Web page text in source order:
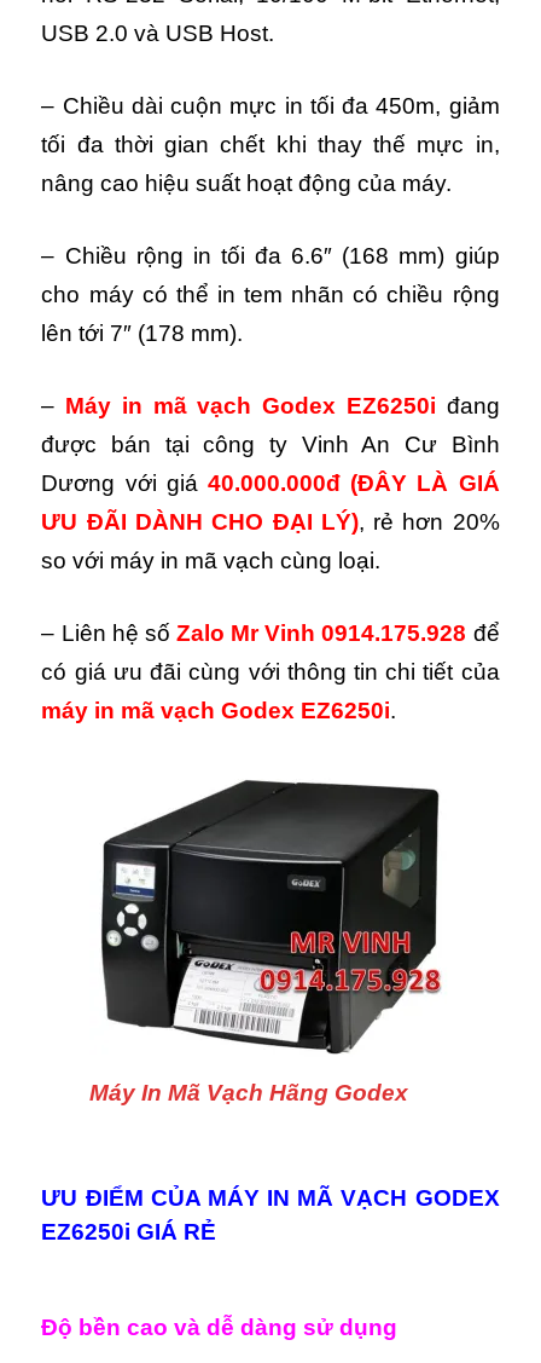
USB 2.0 và USB Host.
– Chiều dài cuộn mực in tối đa 450m, giảm
tối đa thời gian chết khi thay thế mực in,
nâng cao hiệu suất hoạt động của máy.
– Chiều rộng in tối đa 6.6″ (168 mm) giúp
cho máy có thể in tem nhãn có chiều rộng
lên tới 7″ (178 mm).
– Máy in mã vạch Godex EZ6250i đang
được bán tại công ty Vinh An Cư Bình
Dương với giá 40.000.000đ (ĐÂY LÀ GIÁ
ƯU ĐÃI DÀNH CHO ĐẠI LÝ), rẻ hơn 20%
so với máy in mã vạch cùng loại.
– Liên hệ số Zalo Mr Vinh 0914.175.928 để
có giá ưu đãi cùng với thông tin chi tiết của
máy in mã vạch Godex EZ6250i.
Máy In Mã Vạch Hãng Godex
ƯU ĐIỂM CỦA MÁY IN MÃ VẠCH GODEX
EZ6250i GIÁ RẺ
Độ bền cao và dễ dàng sử dụng